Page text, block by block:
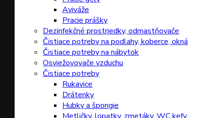
Aviváže
Pracie prášky
Dezinfekčné prostriedky, odmastňovače
Čistiace potreby na podlahy, koberce, okná
Čistiace potreby na nábytok
Osviežovovače vzduchu
Čistiace potreby
Rukavice
Drátenky
Hubky a špongie